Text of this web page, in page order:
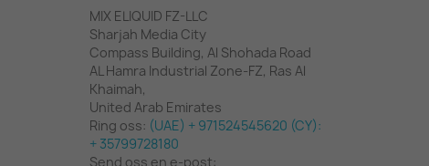
MIX ELIQUID FZ-LLC
Sharjah Media City
Compass Building, Al Shohada Road
AL Hamra Industrial Zone-FZ, Ras Al
Khaimah,
United Arab Emirates
Ring oss: (UAE) + 971524545620 (CY):
+ 35799728180
Send oss en e-post: